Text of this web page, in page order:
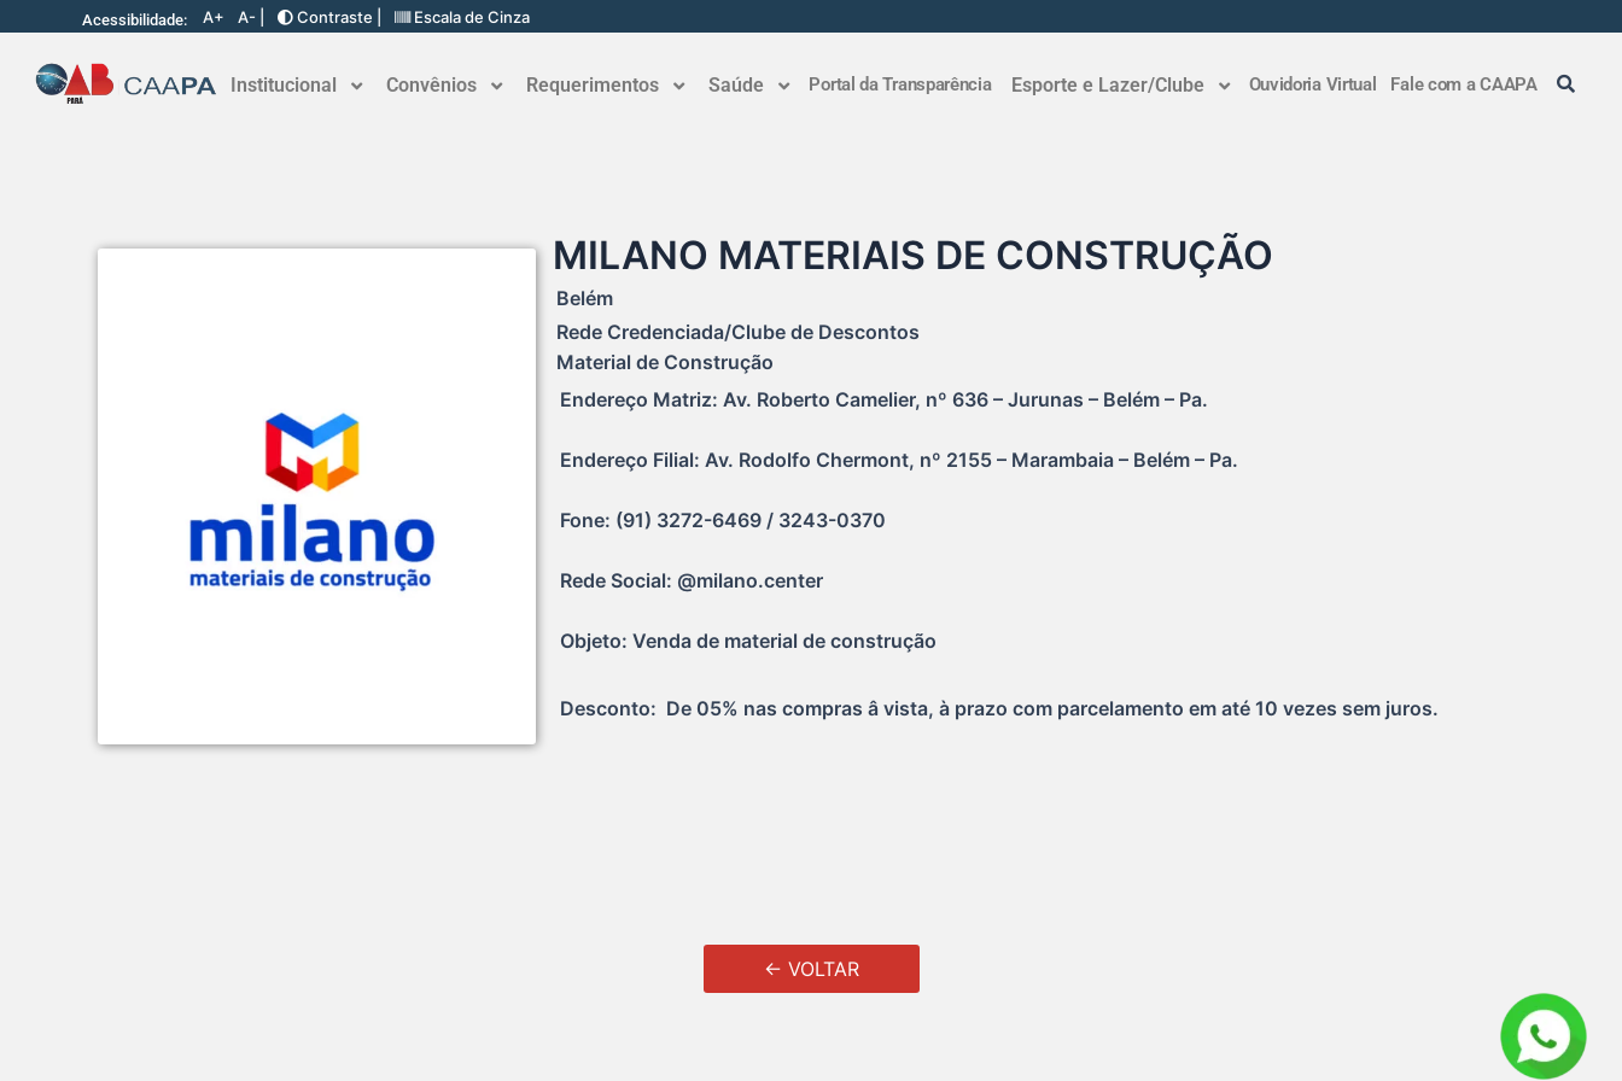
Acessibilidade: A+ A- | Contraste | Escala de Cinza
Institucional Convênios Requerimentos Saúde Portal da Transparência Esporte e Lazer/Clube Ouvidoria Virtual Fale com a CAAPA
MILANO MATERIAIS DE CONSTRUÇÃO
Belém
Rede Credenciada/Clube de Descontos
Material de Construção
Endereço Matriz: Av. Roberto Camelier, nº 636 – Jurunas – Belém – Pa.
Endereço Filial: Av. Rodolfo Chermont, nº 2155 – Marambaia – Belém – Pa.
Fone: (91) 3272-6469 / 3243-0370
Rede Social: @milano.center
Objeto: Venda de material de construção
Desconto:  De 05% nas compras â vista, à prazo com parcelamento em até 10 vezes sem juros.
← VOLTAR